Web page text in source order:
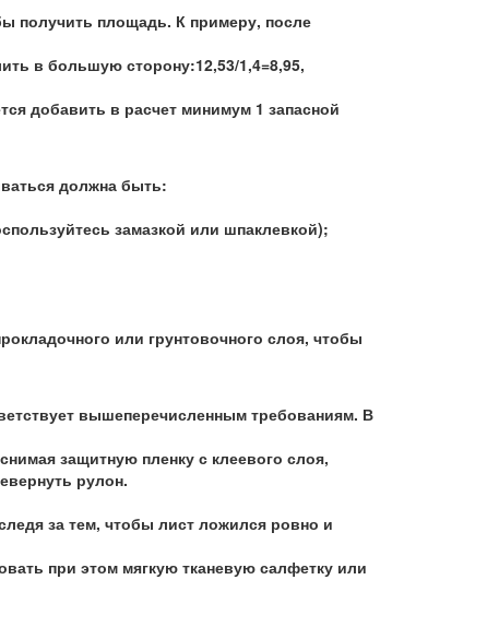
получить площадь. К примеру, после
в большую сторону:12,53/1,4=8,95,
добавить в расчет минимум 1 запасной
должна быть:
замазкой или шпаклевкой);
или грунтовочного слоя, чтобы
вышеперечисленным требованиям. В
защитную пленку с клеевого слоя,
рулон.
за тем, чтобы лист ложился ровно и
при этом мягкую тканевую салфетку или